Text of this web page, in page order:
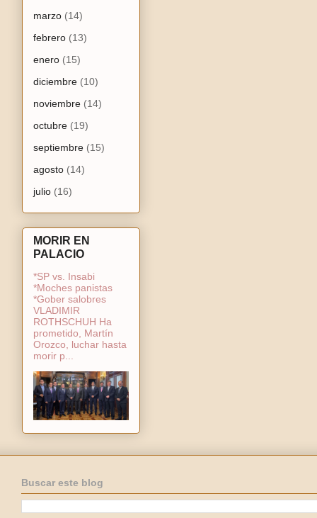
marzo (14)
febrero (13)
enero (15)
diciembre (10)
noviembre (14)
octubre (19)
septiembre (15)
agosto (14)
julio (16)
MORIR EN
PALACIO
*SP vs. Insabi
*Moches panistas
*Gober salobres
VLADIMIR
ROTHSCHUH Ha
prometido, Martín
Orozco, luchar hasta
morir p...
Buscar este blog